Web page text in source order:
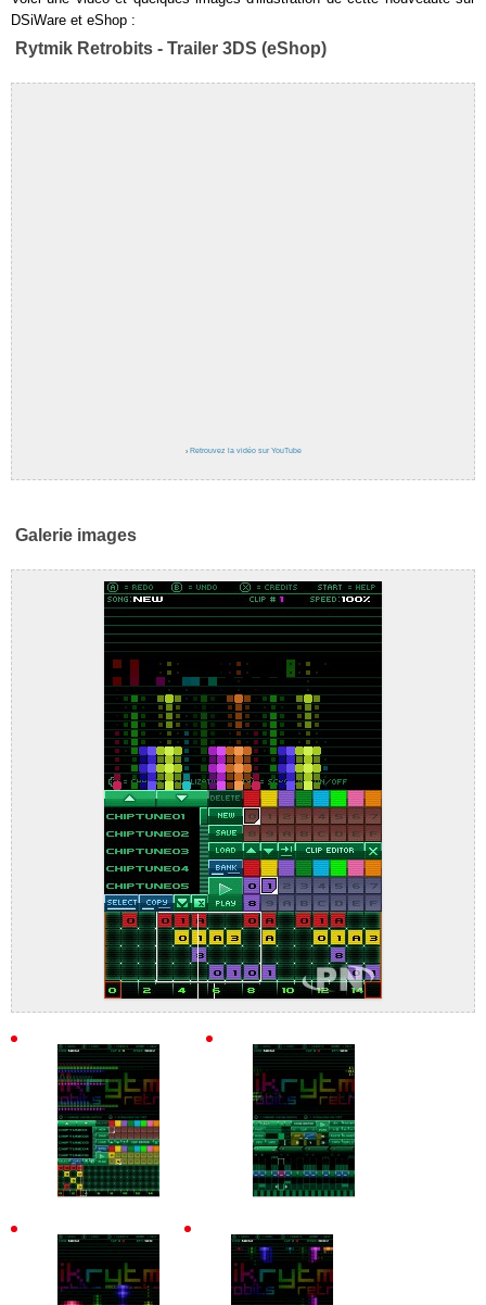
DSiWare et eShop :
Rytmik Retrobits - Trailer 3DS (eShop)
› Retrouvez la vidéo sur YouTube
Galerie images